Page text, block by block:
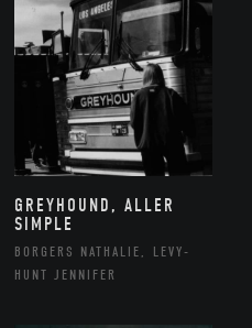
GREYHOUND, ALLER
SIMPLE
BORGERS NATHALIE, LEVY-
HUNT JENNIFER